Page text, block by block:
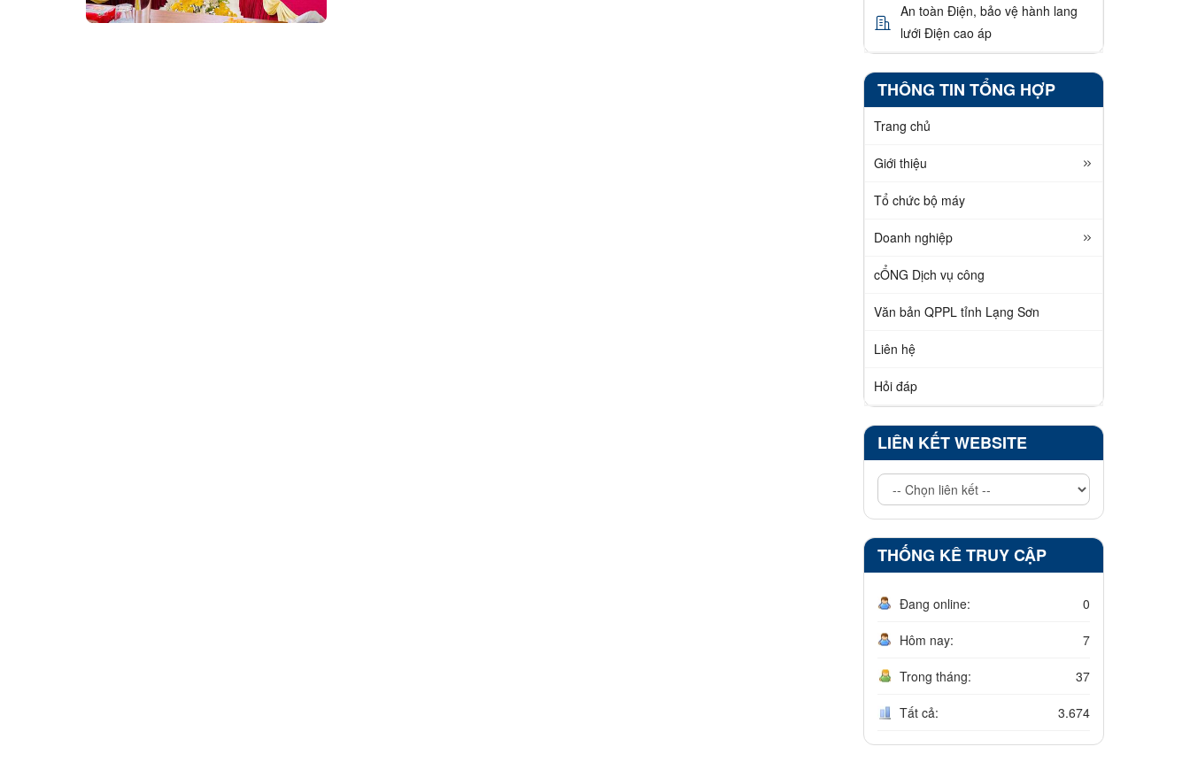
An toàn Điện, bảo vệ hành lang
lưới Điện cao áp
THÔNG TIN TỔNG HỢP
Trang chủ
Giới thiệu
Tổ chức bộ máy
Doanh nghiệp
cỔNG Dịch vụ công
Văn bản QPPL tỉnh Lạng Sơn
Liên hệ
Hỏi đáp
LIÊN KẾT WEBSITE
THỐNG KÊ TRUY CẬP
Đang online: 0
Hôm nay: 7
Trong tháng: 37
Tất cả: 3.674